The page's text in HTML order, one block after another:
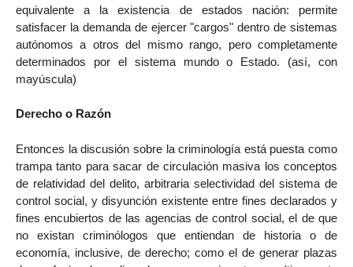
equivalente a la existencia de estados nación: permite
satisfacer la demanda de ejercer "cargos" dentro de sistemas
autónomos a otros del mismo rango, pero completamente
determinados por el sistema mundo o Estado. (así, con
mayúscula)
Derecho o Razón
Entonces la discusión sobre la criminología está puesta como
trampa tanto para sacar de circulación masiva los conceptos
de relatividad del delito, arbitraria selectividad del sistema de
control social, y disyunción existente entre fines declarados y
fines encubiertos de las agencias de control social, el de que
no existan criminólogos que entiendan de historia o de
economía, inclusive, de derecho; como el de generar plazas